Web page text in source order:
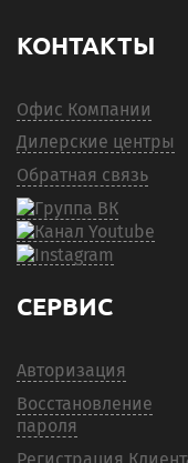
КОНТАКТЫ
Офис Компании
Дилерские центры
Обратная связь
СЕРВИС
Авторизация
Восстановление
пароля
Регистрация